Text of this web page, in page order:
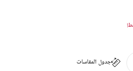
جدول المقاسات